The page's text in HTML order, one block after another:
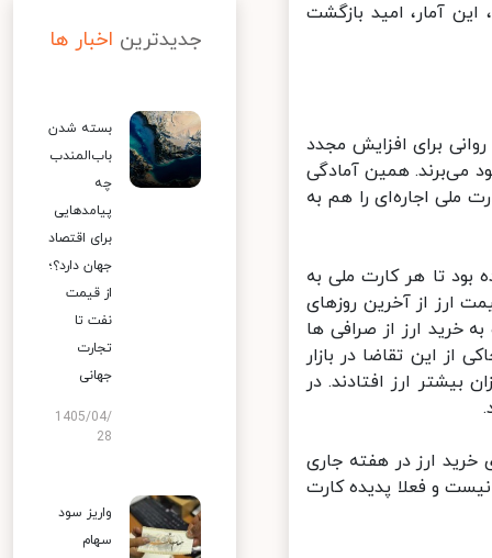
آمار، امید بازگشت
برای افزایش مجدد
می‌برند. همین آمادگی
اجاره‌ای را هم به
تا هر کارت ملی به
پس از کاهش قیمت ارز از آخرین روزهای
خرید ارز از صرافی ها
این تقاضا در بازار
ارز افتادند. در
ارز در هفته جاری
و فعلا پدیده کارت
جدیدترین اخبار ها
بسته شدن
باب‌المندب
چه
پیامدهایی
برای اقتصاد
جهان دارد؟؛
از قیمت
نفت تا
تجارت
جهانی
1405/04/
28
واریز سود
سهام